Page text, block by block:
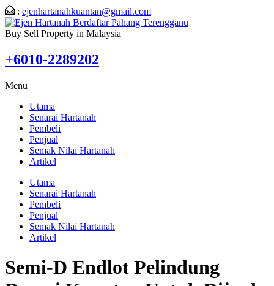
: ejenhartanahkuantan@gmail.com
Buy Sell Property in Malaysia
+6010-2289202
Menu
Utama
Senarai Hartanah
Pembeli
Penjual
Semak Nilai Hartanah
Artikel
Utama
Senarai Hartanah
Pembeli
Penjual
Semak Nilai Hartanah
Artikel
Semi-D Endlot Pelindung